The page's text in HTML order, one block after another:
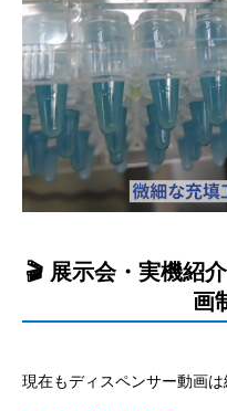
🎬 展示会・実機紹
画
現在もディスペンサー動画は